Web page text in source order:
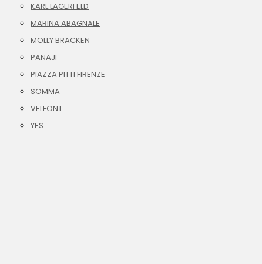
KARL LAGERFELD
MARINA ABAGNALE
MOLLY BRACKEN
PANAJI
PIAZZA PITTI FIRENZE
SOMMA
VELFONT
YES